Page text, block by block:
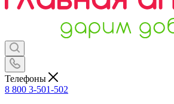
Телефоны
8 800 3-501-502